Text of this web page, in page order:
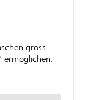
gross